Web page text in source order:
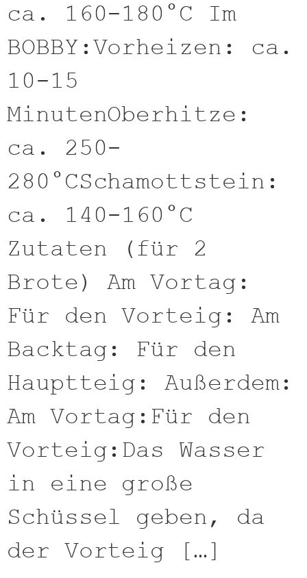
ca. 160-180°C Im
BOBBY:Vorheizen: ca.
10-15
MinutenOberhitze:
ca. 250-
280°CSchamottstein:
ca. 140-160°C
Zutaten (für 2
Brote) Am Vortag:
Für den Vorteig: Am
Backtag: Für den
Hauptteig: Außerdem:
Am Vortag:Für den
Vorteig:Das Wasser
in eine große
Schüssel geben, da
der Vorteig […]